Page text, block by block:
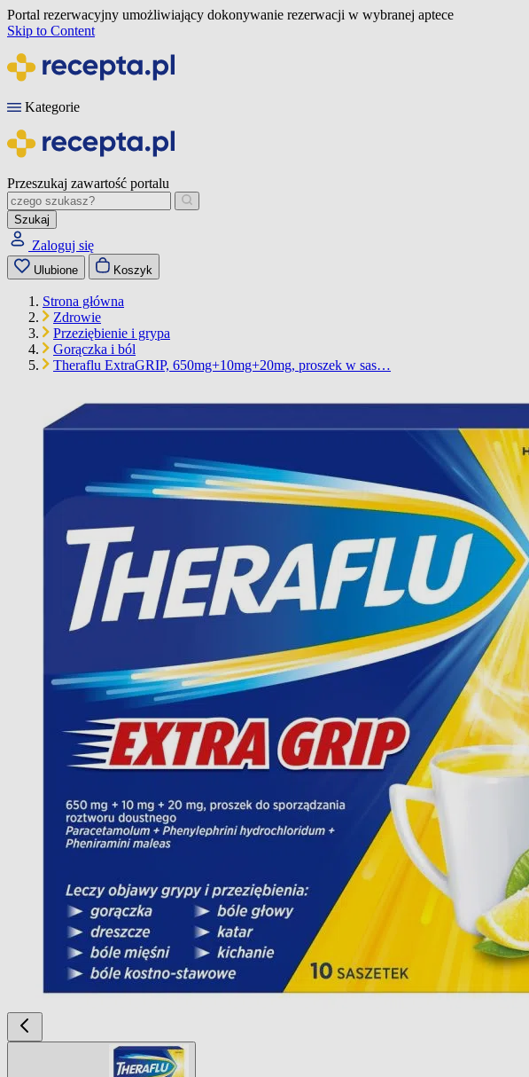
Portal rezerwacyjny umożliwiający dokonywanie rezerwacji w wybranej aptece
Skip to Content
Kategorie
Przeszukaj zawartość portalu
Szukaj
Zaloguj się
Ulubione Koszyk
Strona główna
Zdrowie
Przeziębienie i grypa
Gorączka i ból
Theraflu ExtraGRIP, 650mg+10mg+20mg, proszek w sas…